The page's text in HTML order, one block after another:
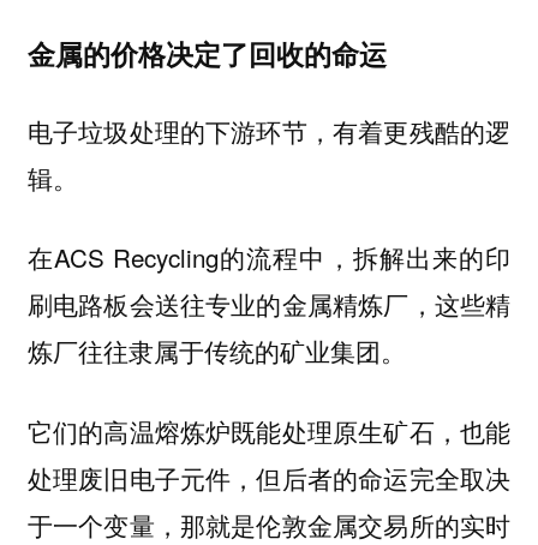
金属的价格决定了回收的命运
电子垃圾处理的下游环节，有着更残酷的逻
辑。
在ACS Recycling的流程中，拆解出来的印
刷电路板会送往专业的金属精炼厂，这些精
炼厂往往隶属于传统的矿业集团。
它们的高温熔炼炉既能处理原生矿石，也能
处理废旧电子元件，但后者的命运完全取决
于一个变量，那就是伦敦金属交易所的实时